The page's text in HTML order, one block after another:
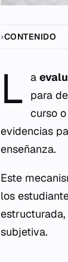
CONTENIDO
L a
para
curso
evidencias
enseñanza.
Este
los
subjetiva.